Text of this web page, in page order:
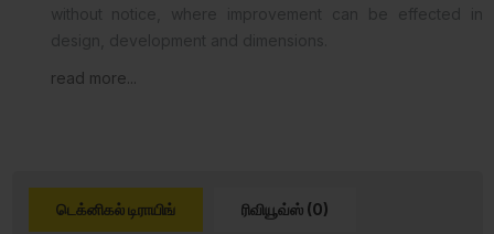
read more...
டெக்னிகல் டிராயிங் ரிவியூவ்ஸ் (0)